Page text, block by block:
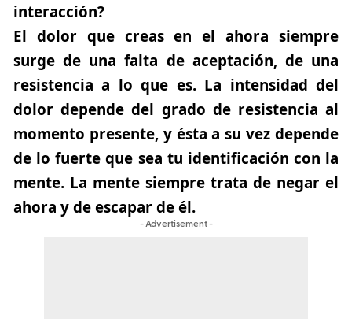
interacción?
El dolor que creas en el ahora siempre
surge de una falta de aceptación, de una
resistencia a lo que es. La intensidad del
dolor depende del grado de resistencia al
momento presente, y ésta a su vez depende
de lo fuerte que sea tu identificación con la
mente. La mente siempre trata de negar el
ahora y de escapar de él.
- Advertisement -